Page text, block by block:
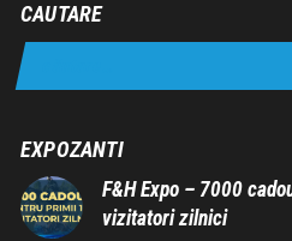
CAUTARE
EXPOZANTI
F&H Expo – 7000
vizitatori zilnici